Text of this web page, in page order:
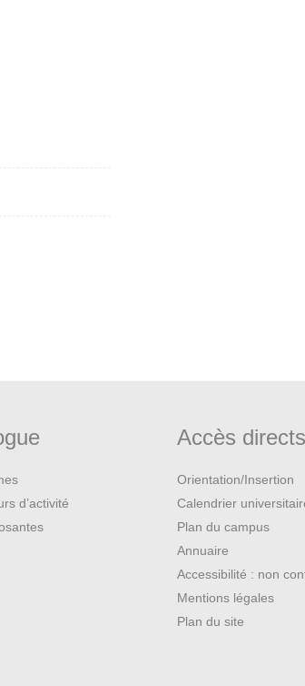
et/ou
d’activité
Accès
Orientation/Insertion
Calendrier
Plan du campus
Annuaire
Accessibilité : non
Mentions légales
Plan du site